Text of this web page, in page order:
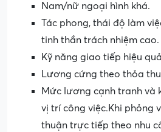
Nam/nữ ngoại hình khá.
Tác phong, thái độ làm
tinh thần trách nhiệm cao.
Kỹ năng giao tiếp hiệu
Lương cứng theo thỏa
Mức lương cạnh tranh và
vị trí công việc.Khi phỏng
thuận trực tiếp theo nhu